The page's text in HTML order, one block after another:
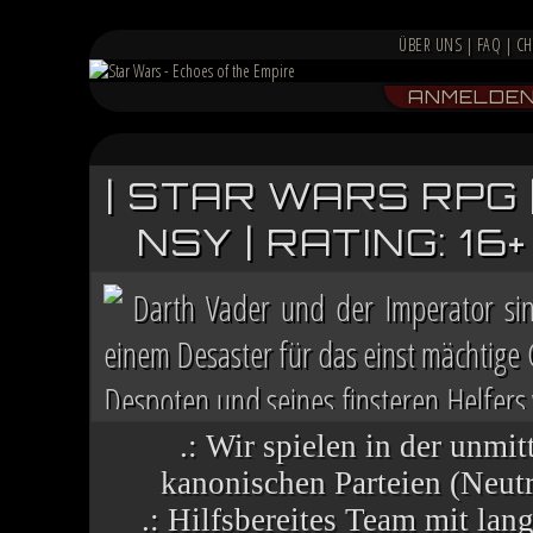
ÜBER UNS | FAQ |
| STAR WARS
NSY | RATING:
Darth Vader und der Imperator
einem Desaster für das einst
Despoten und seines finsteren
Chaos herrscht auf vielen Welten,
.: Wir spielen in der
kanonischen Parteien
.: Hilfsbereites Team mit